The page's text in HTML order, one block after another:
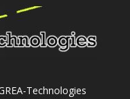
Technologies